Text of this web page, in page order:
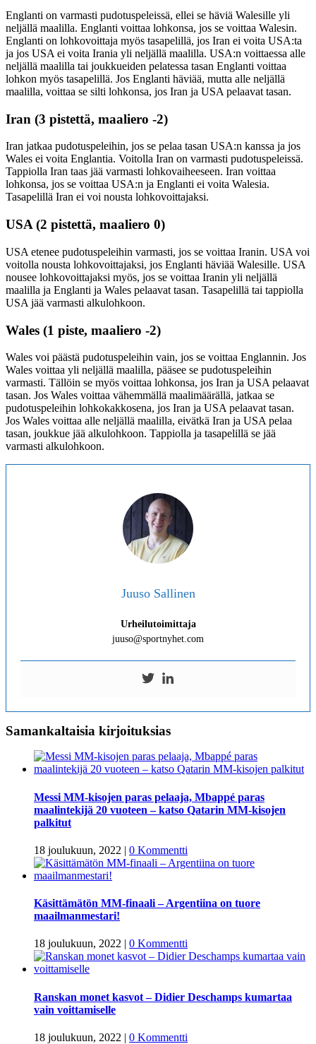
Englanti on varmasti pudotuspeleissä, ellei se häviä Walesille yli
neljällä maalilla. Englanti voittaa lohkonsa, jos se voittaa Walesin.
Englanti on lohkovoittaja myös tasapelillä, jos Iran ei voita USA:ta
ja jos USA ei voita Irania yli neljällä maalilla. USA:n voittaessa alle
neljällä maalilla tai joukkueiden pelatessa tasan Englanti voittaa
lohkon myös tasapelillä. Jos Englanti häviää, mutta alle neljällä
maalilla, voittaa se silti lohkonsa, jos Iran ja USA pelaavat tasan.
Iran (3 pistettä, maaliero -2)
Iran jatkaa pudotuspeleihin, jos se pelaa tasan USA:n kanssa ja jos
Wales ei voita Englantia. Voitolla Iran on varmasti pudotuspeleissä.
Tappiolla Iran taas jää varmasti lohkovaiheeseen. Iran voittaa
lohkonsa, jos se voittaa USA:n ja Englanti ei voita Walesia.
Tasapelillä Iran ei voi nousta lohkovoittajaksi.
USA (2 pistettä, maaliero 0)
USA etenee pudotuspeleihin varmasti, jos se voittaa Iranin. USA voi
voitolla nousta lohkovoittajaksi, jos Englanti häviää Walesille. USA
nousee lohkovoittajaksi myös, jos se voittaa Iranin yli neljällä
maalilla ja Englanti ja Wales pelaavat tasan. Tasapelillä tai tappiolla
USA jää varmasti alkulohkoon.
Wales (1 piste, maaliero -2)
Wales voi päästä pudotuspeleihin vain, jos se voittaa Englannin. Jos
Wales voittaa yli neljällä maalilla, pääsee se pudotuspeleihin
varmasti. Tällöin se myös voittaa lohkonsa, jos Iran ja USA pelaavat
tasan. Jos Wales voittaa vähemmällä maalimäärällä, jatkaa se
pudotuspeleihin lohkokakkosena, jos Iran ja USA pelaavat tasan.
Jos Wales voittaa alle neljällä maalilla, eivätkä Iran ja USA pelaa
tasan, joukkue jää alkulohkoon. Tappiolla ja tasapelillä se jää
varmasti alkulohkoon.
Juuso Sallinen
Urheilutoimittaja
juuso@sportnyhet.com
Samankaltaisia kirjoituksias
Messi MM-kisojen paras pelaaja, Mbappé paras
maalintekijä 20 vuoteen – katso Qatarin MM-kisojen
palkitut
18 joulukuun, 2022 | 0 Kommentti
Käsittämätön MM-finaali – Argentiina on tuore
maailmanmestari!
18 joulukuun, 2022 | 0 Kommentti
Ranskan monet kasvot – Didier Deschamps kumartaa
vain voittamiselle
18 joulukuun, 2022 | 0 Kommentti